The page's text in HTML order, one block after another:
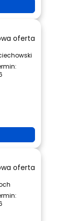
oferta
oferta